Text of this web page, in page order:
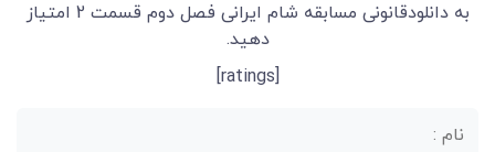
به دانلودقانونی مسابقه شام ایرانی فصل دوم قسمت 2 امتیاز
دهید.